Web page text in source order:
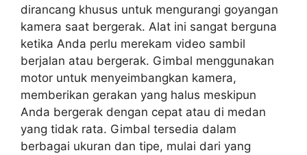
dirancang khusus untuk mengurangi goyangan
kamera saat bergerak. Alat ini sangat berguna
ketika Anda perlu merekam video sambil
berjalan atau bergerak. Gimbal menggunakan
motor untuk menyeimbangkan kamera,
memberikan gerakan yang halus meskipun
Anda bergerak dengan cepat atau di medan
yang tidak rata. Gimbal tersedia dalam
berbagai ukuran dan tipe, mulai dari yang